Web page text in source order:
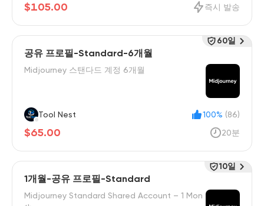
$105.00 즉시 발송
공유 프로필-Standard-6개월
Midjourney 스탠다드 계정 6개월
Tool Nest 100% (86)
$65.00 20분
60일
1개월-공유 프로필-Standard
Midjourney Standard Shared Account – 1 Mon
10일